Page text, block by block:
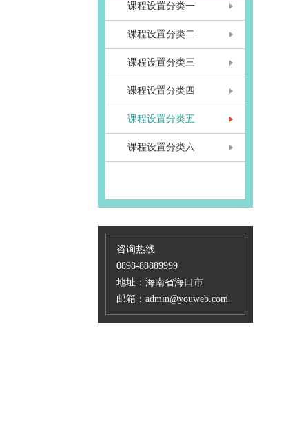
课程设置分类一
课程设置分类二
课程设置分类三
课程设置分类四
课程设置分类五
课程设置分类六
咨询热线
0898-88889999
地址：海南省海口市
邮箱：admin@youweb.com